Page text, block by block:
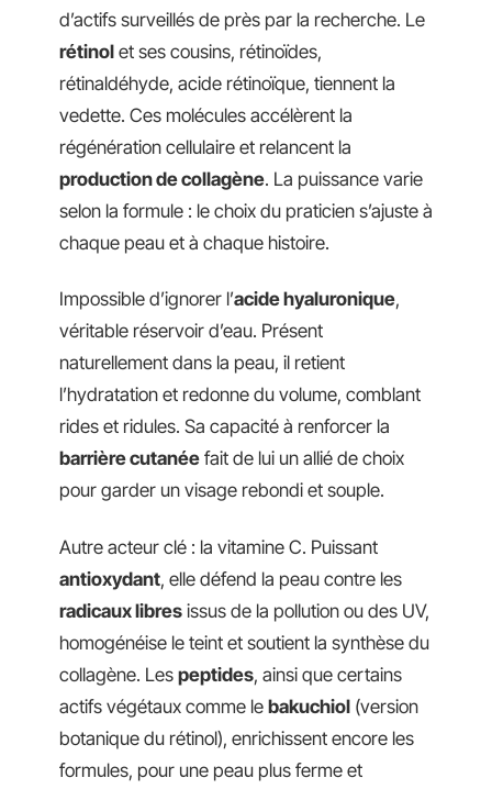
d’actifs surveillés de près par la recherche. Le
rétinol et ses cousins, rétinoïdes,
rétinaldéhyde, acide rétinoïque, tiennent la
vedette. Ces molécules accélèrent la
régénération cellulaire et relancent la
production de collagène. La puissance varie
selon la formule : le choix du praticien s’ajuste à
chaque peau et à chaque histoire.
Impossible d’ignorer l’acide hyaluronique,
véritable réservoir d’eau. Présent
naturellement dans la peau, il retient
l’hydratation et redonne du volume, comblant
rides et ridules. Sa capacité à renforcer la
barrière cutanée fait de lui un allié de choix
pour garder un visage rebondi et souple.
Autre acteur clé : la vitamine C. Puissant
antioxydant, elle défend la peau contre les
radicaux libres issus de la pollution ou des UV,
homogénéise le teint et soutient la synthèse du
collagène. Les peptides, ainsi que certains
actifs végétaux comme le bakuchiol (version
botanique du rétinol), enrichissent encore les
formules, pour une peau plus ferme et